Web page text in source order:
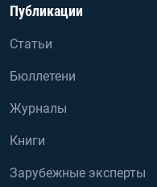
Публикации
Статьи
Бюллетени
Журналы
Книги
Зарубежные эксперты